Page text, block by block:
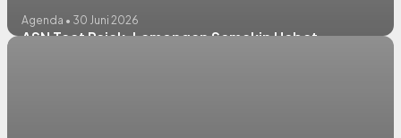
Agenda • 30 Juni 2026
ASN Taat Pajak, Lamongan Semakin Hebat